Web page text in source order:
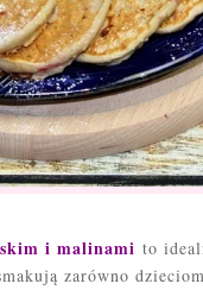
i malinami to
zarówno